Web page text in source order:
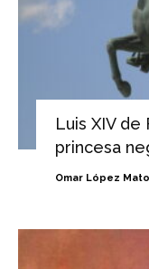
Luis XIV de
princesa
Omar López Mato